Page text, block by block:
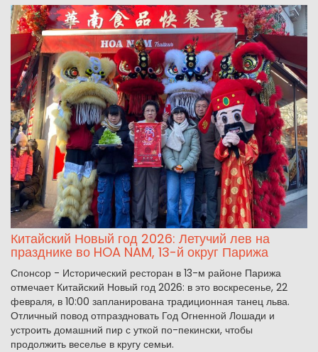
Китайский Новый год 2026: Летучий лев на
празднике во HOA NAM, 13-й округ Парижа
Спонсор - Исторический ресторан в 13-м районе Парижа
отмечает Китайский Новый год 2026: в это воскресенье, 22
февраля, в 10:00 запланирована традиционная танец льва.
Отличный повод отпраздновать Год Огненной Лошади и
устроить домашний пир с уткой по-пекински, чтобы
продолжить веселье в кругу семьи.